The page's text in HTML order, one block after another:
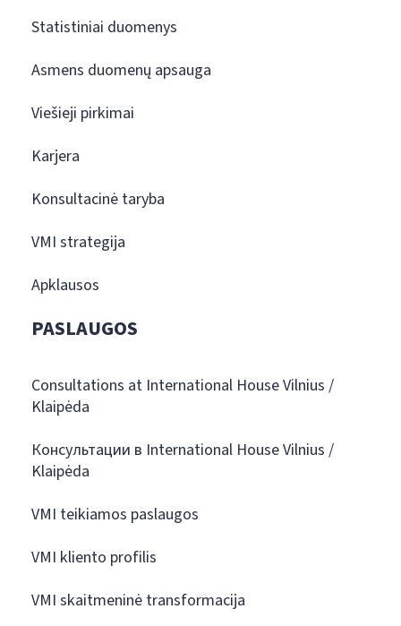
Statistiniai duomenys
Asmens duomenų apsauga
Viešieji pirkimai
Karjera
Konsultacinė taryba
VMI strategija
Apklausos
PASLAUGOS
Consultations at International House Vilnius /
Klaipėda
Консультации в International House Vilnius /
Klaipėda
VMI teikiamos paslaugos
VMI kliento profilis
VMI skaitmeninė transformacija